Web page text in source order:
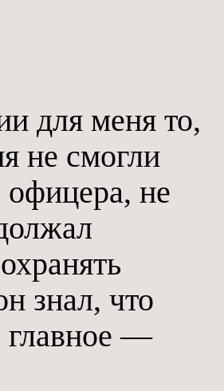
для меня то,
не смогли
офицера, не
знал, что
главное —